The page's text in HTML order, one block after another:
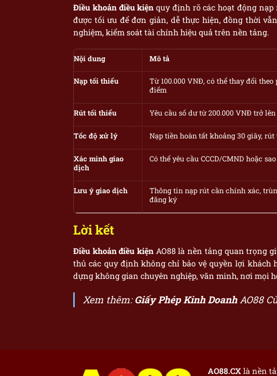
Điều khoản điều kiệnquy định rõ các hoạt động
được tối ưu để đơn giản, dễ thực hiện, đồng thời
nghiệm, kiểm soát tài chính hiệu quả trên nền tảng.
Nội dung Mô tả
Nạp tối thiểu
Từ 100.000 VNĐ, có thể thay đổi
điểm
Rút tối thiểu Yêu cầu số dư từ 200.000 VNĐ trở
Tốc độ xử lý Nạp tiền hoàn tất khoảng 30 giây,
Xác minh giao
dịch
Có thể yêu cầu CCCD/CMND hoặc
Lưu ý giao dịch
Thông tin nạp rút cần chính xác,
đăng ký
Lời kết
Điều khoản điều kiện AO88 là nền tảng quan trọng
thủ các quy định không chỉ bảo vệ quyền lợi
dựng không gian chuyên nghiệp, văn minh, nơi mọi
Xem thêm:Giấy Phép Kinh Doanh AO88
AO88.CXlà nền